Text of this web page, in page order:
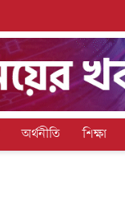
অর্থনীতি শিক্ষা